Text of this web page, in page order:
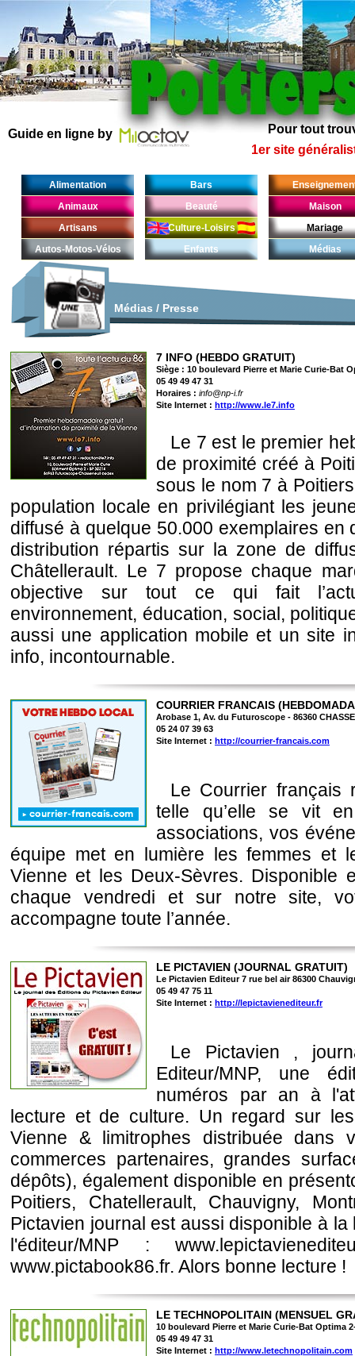
Pour tout
1er site
Guide en ligne by
Alimentation
Animaux
Artisans
Autos-Motos-Vélos
Bars
Beauté
Culture-Loisirs
Enfants
Maison
Mariage
Médias
Médias / Presse
7 INFO (HEBDO GRATUIT)
Siège : 10 boulevard Pierre et Marie Curie-Bat
05 49 49 47 31
Horaires : info@np-i.fr
Site Internet : http://www.le7.info
Le 7 est le premier
de proximité créé à
sous le nom 7 à
population locale en privilégiant les
diffusé à quelque 50.000 exemplaires
distribution répartis sur la zone de
Châtellerault. Le 7 propose chaque
objective sur tout ce qui fait
environnement, éducation, social,
aussi une application mobile et un site
info, incontournable.
COURRIER FRANCAIS
Arobase 1, Av. du Futuroscope - 86360
05 24 07 39 63
Site Internet : http://courrier-francais.com
Le Courrier français
telle qu’elle se vit
associations, vos
équipe met en lumière les femmes et
Vienne et les Deux‑Sèvres. Disponible
chaque vendredi et sur notre site,
accompagne toute l’année.
LE PICTAVIEN (JOURNAL GRATUIT)
Le Pictavien Editeur 7 rue bel air 86300
05 49 47 75 11
Site Internet : http://lepictavienediteur.fr
Le Pictavien ,
Editeur/MNP, une
numéros par an à
lecture et de culture. Un regard sur
Vienne & limitrophes distribuée dans
commerces partenaires, grandes
dépôts), également disponible en
Poitiers, Chatellerault, Chauvigny,
Pictavien journal est aussi disponible à
l'éditeur/MNP :
www.pictabook86.fr. Alors bonne lecture !
LE TECHNOPOLITAIN (MENSUEL
10 boulevard Pierre et Marie Curie-Bat Optima
05 49 49 47 31
Site Internet : http://www.letechnopolitain.com